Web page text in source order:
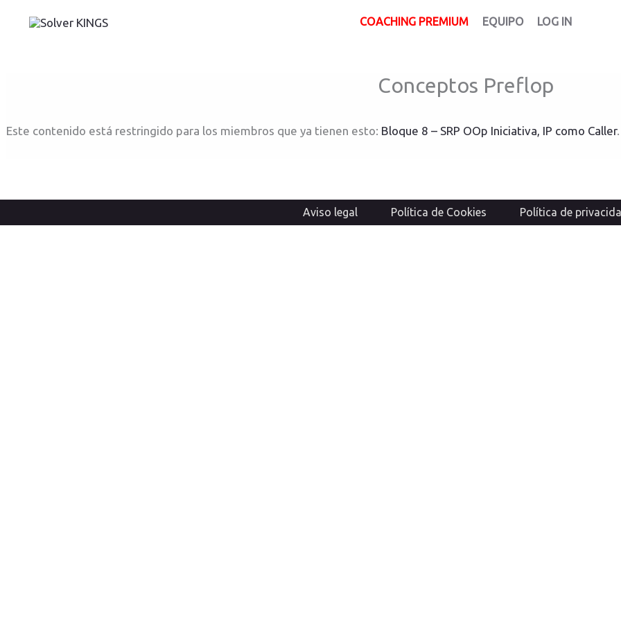
COACHING PREMIUM EQUIPO LOG IN
Conceptos Preflop
Este contenido está restringido para los miembros que ya tienen esto: Bloque 8 – SRP OOp Iniciativa, IP como Caller.
Aviso legal Política de Cookies Política de